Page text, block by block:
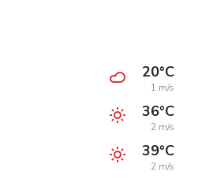
20°C
1 m/s
36°C
2 m/s
39°C
2 m/s